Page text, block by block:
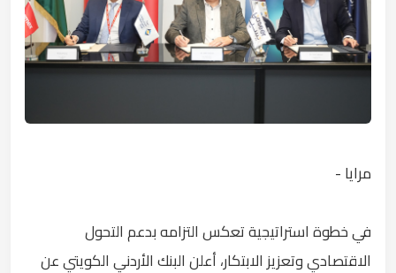
مرايا -
في خطوة استراتيجية تعكس التزامه بدعم التحول
الاقتصادي وتعزيز الابتكار، أعلن البنك الأردني الكويتي عن